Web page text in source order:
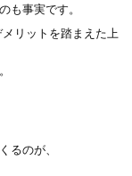
も事実です。
リットを踏まえた上
るのが、